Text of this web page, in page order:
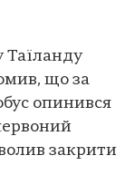
Таїланду
що за
опинився
закрити